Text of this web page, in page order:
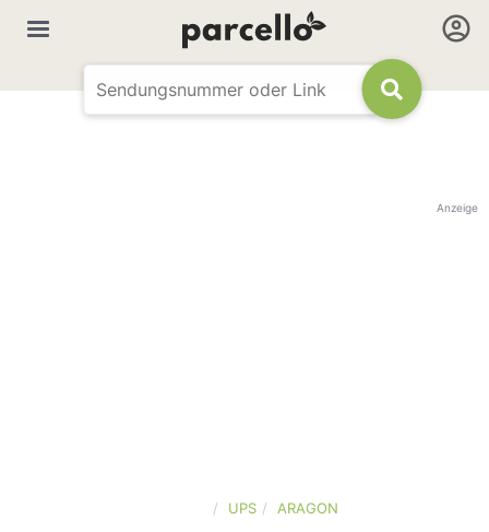
Anzeige
UPS ARAGON